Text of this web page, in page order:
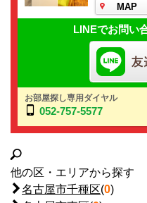
MAP
LINEでお問い
お部屋探し専用ダイヤル
052-757-5577
他の区・エリアから探す
名古屋市千種区(0)